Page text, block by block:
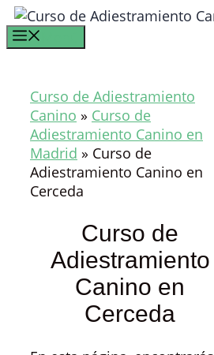
Saltar
al
contenido
Curso de Adiestramiento
Canino » Curso de
Adiestramiento Canino en
Madrid » Curso de
Adiestramiento Canino en
Cerceda
Curso de
Adiestramiento
Canino en
Cerceda